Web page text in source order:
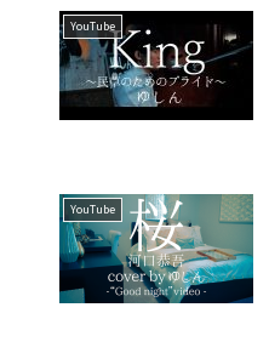
YouTube
YouTube